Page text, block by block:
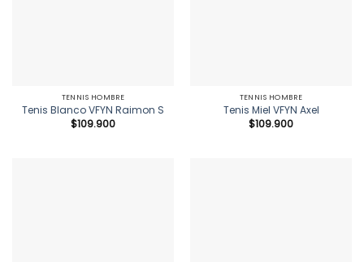
TENNIS HOMBRE
Tenis Blanco VFYN Raimon S
$109.900
TENNIS HOMBRE
Tenis Miel VFYN Axel
$109.900